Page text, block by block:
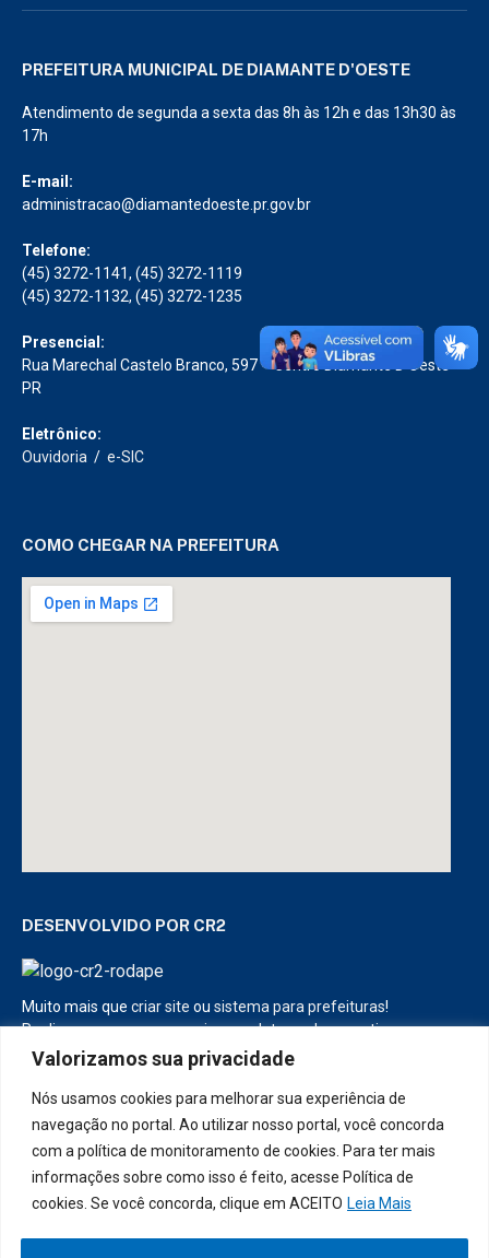
Valorizamos sua privacidade
Nós usamos cookies para melhorar sua experiência de
navegação no portal. Ao utilizar nosso portal, você concorda
com a política de monitoramento de cookies. Para ter mais
informações sobre como isso é feito, acesse Política de
cookies. Se você concorda, clique em ACEITO Leia Mais
PREFEITURA MUNICIPAL DE DIAMANTE D'OESTE
Atendimento de segunda a sexta das 8h às 12h e das 13h30 às
17h
E-mail:
administracao@diamantedoeste.pr.gov.br
Telefone:
(45) 3272-1141, (45) 3272-1119
(45) 3272-1132, (45) 3272-1235
Presencial:
Rua Marechal Castelo Branco, 597 – Centro Diamante D’Oeste –
PR
Eletrônico:
Ouvidoria / e-SIC
COMO CHEGAR NA PREFEITURA
DESENVOLVIDO POR CR2
Muito mais que criar site ou sistema para prefeituras!
Realizamos umaassessoriacompleta, onde garantimos em
contrato que todas as exigências dasleis de transparência
Conheça oPNTPe oRadar da Transparência Pública